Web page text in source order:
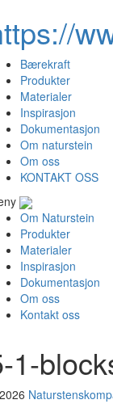
Bærekraft
Produkter
Materialer
Inspirasjon
Dokumentasjon
Om naturstein
Om oss
KONTAKT OSS
Om Naturstein
Produkter
Materialer
Inspirasjon
Dokumentasjon
Om oss
Kontakt oss
1-